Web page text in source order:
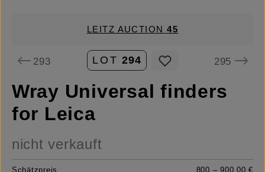
LEITZ AUCTION45
293 LOT 294 295
Wray Universal finders
for Leica
nicht verkauft
Schätzpreis
800 – 900,00 €